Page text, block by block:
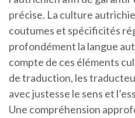
précise. La culture
coutumes et spécificités
profondément la langue
compte de ces éléments
de traduction, les
avec justesse le sens et
Une compréhension